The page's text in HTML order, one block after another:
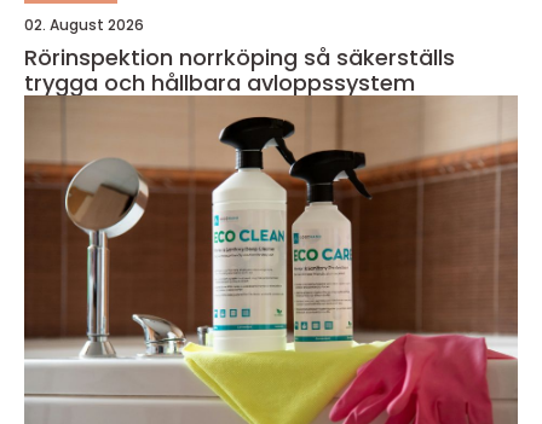
02. August 2026
Rörinspektion norrköping så säkerställs
trygga och hållbara avloppssystem